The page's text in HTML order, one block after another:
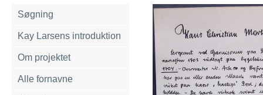
Søgning
Kay Larsens introduktion
Om projektet
Alle fornavne